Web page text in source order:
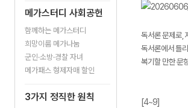
메가스터디 사회공헌
함께하는 메가스터디
희망이룸 메가나눔
군인·소방·경찰 자녀
메가패스 형제자매 할인
3가지 정직한 원칙
독서론 문제로,
독서론에서 틀
복기할 만한 문
[4~9]